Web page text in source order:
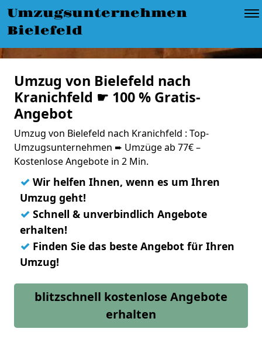
Umzugsunternehmen
Bielefeld
Umzug von Bielefeld nach
Kranichfeld ☛ 100 % Gratis-
Angebot
Umzug von Bielefeld nach Kranichfeld : Top-
Umzugsunternehmen ➨ Umzüge ab 77€ –
Kostenlose Angebote in 2 Min.
✓ Wir helfen Ihnen, wenn es um Ihren
Umzug geht!
✓ Schnell & unverbindlich Angebote
erhalten!
✓ Finden Sie das beste Angebot für Ihren
Umzug!
blitzschnell kostenlose Angebote
erhalten